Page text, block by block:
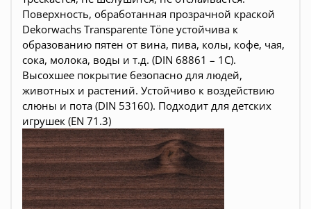
Поверхность, обработанная прозрачной краской
Dekorwachs Transparente Töne устойчива к
образованию пятен от вина, пива, колы, кофе, чая,
сока, молока, воды и т.д. (DIN 68861 – 1C).
Высохшее покрытие безопасно для людей,
животных и растений. Устойчиво к воздействию
слюны и пота (DIN 53160). Подходит для детских
игрушек (EN 71.3)